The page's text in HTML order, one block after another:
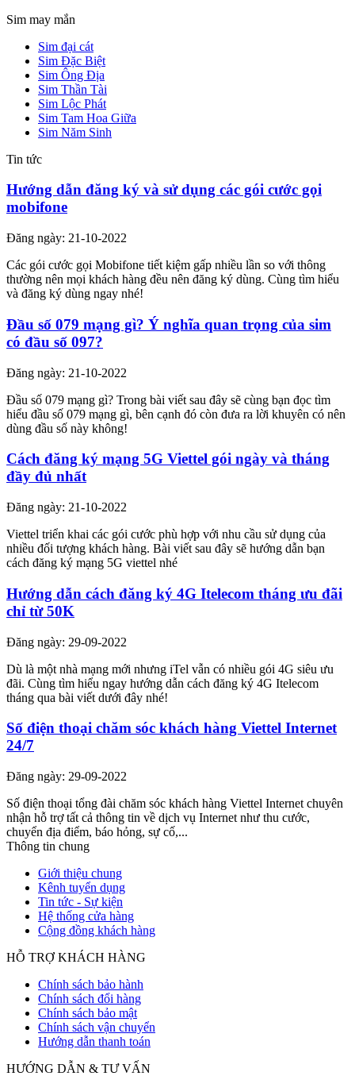
Sim may mắn
Sim đại cát
Sim Đặc Biệt
Sim Ông Địa
Sim Thần Tài
Sim Lộc Phát
Sim Tam Hoa Giữa
Sim Năm Sinh
Tin tức
Hướng dẫn đăng ký và sử dụng các gói cước gọi
mobifone
Đăng ngày: 21-10-2022
Các gói cước gọi Mobifone tiết kiệm gấp nhiều lần so với thông
thường nên mọi khách hàng đều nên đăng ký dùng. Cùng tìm hiểu
và đăng ký dùng ngay nhé!
Đầu số 079 mạng gì? Ý nghĩa quan trọng của sim
có đầu số 097?
Đăng ngày: 21-10-2022
Đầu số 079 mạng gì? Trong bài viết sau đây sẽ cùng bạn đọc tìm
hiểu đầu số 079 mạng gì, bên cạnh đó còn đưa ra lời khuyên có nên
dùng đầu số này không!
Cách đăng ký mạng 5G Viettel gói ngày và tháng
đầy đủ nhất
Đăng ngày: 21-10-2022
Viettel triển khai các gói cước phù hợp với nhu cầu sử dụng của
nhiều đối tượng khách hàng. Bài viết sau đây sẽ hướng dẫn bạn
cách đăng ký mạng 5G viettel nhé
Hướng dẫn cách đăng ký 4G Itelecom tháng ưu đãi
chỉ từ 50K
Đăng ngày: 29-09-2022
Dù là một nhà mạng mới nhưng iTel vẫn có nhiều gói 4G siêu ưu
đãi. Cùng tìm hiểu ngay hướng dẫn cách đăng ký 4G Itelecom
tháng qua bài viết dưới đây nhé!
Số điện thoại chăm sóc khách hàng Viettel Internet
24/7
Đăng ngày: 29-09-2022
Số điện thoại tổng đài chăm sóc khách hàng Viettel Internet chuyên
nhận hỗ trợ tất cả thông tin về dịch vụ Internet như thu cước,
chuyển địa điểm, báo hỏng, sự cố,...
Thông tin chung
Giới thiệu chung
Kênh tuyển dụng
Tin tức - Sự kiện
Hệ thống cửa hàng
Cộng đồng khách hàng
HỖ TRỢ KHÁCH HÀNG
Chính sách bảo hành
Chính sách đổi hàng
Chính sách bảo mật
Chính sách vận chuyển
Hướng dẫn thanh toán
HƯỚNG DẪN & TƯ VẤN